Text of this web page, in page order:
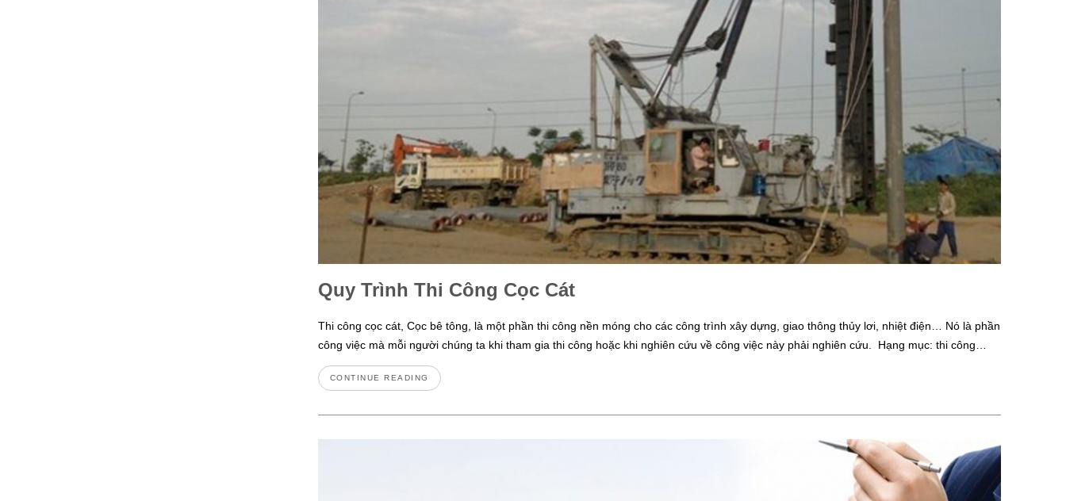
Quy Trình Thi Công Cọc Cát
Thi công cọc cát, Cọc bê tông, là một phần thi công nền móng cho các công trình xây dựng, giao thông thủy lơi, nhiệt điện… Nó là phần
công việc mà mỗi người chúng ta khi tham gia thi công hoặc khi nghiên cứu về công việc này phải nghiên cứu. Hạng mục: thi công…
CONTINUE READING